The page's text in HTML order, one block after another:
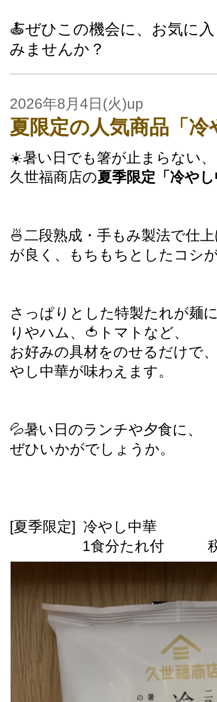
🍝ぜひこの機会に、お気に
みませんか？
2026年8月4日(火)up
夏限定の人気商品「冷
☀️暑い日でも箸が止まらない、
久世福商店の夏季限定「冷や
🍜二段熟成・手もみ製法で仕
が良く、もちもちとしたコシ
さっぱりとした特製たれが麺
りやハム、🍅トマトなど、
お好みの具材をのせるだけで
やし中華が味わえます。
💦暑い日のランチや夕食に、
ぜひいかがでしょうか。
[夏季限定] 冷やし中華
1食分たれ付 税込